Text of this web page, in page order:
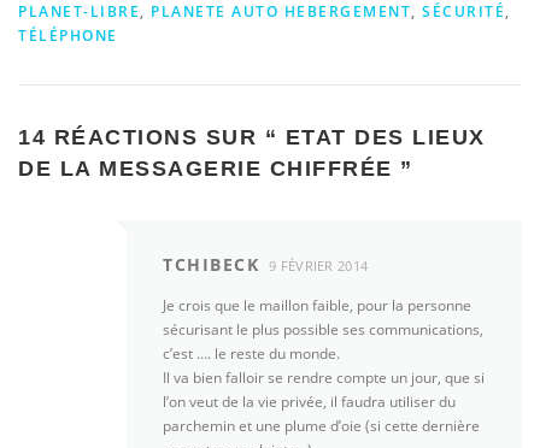
PLANET-LIBRE, PLANETE AUTO HEBERGEMENT, SÉCURITÉ,
TÉLÉPHONE
14 RÉACTIONS SUR “ ETAT DES LIEUX
DE LA MESSAGERIE CHIFFRÉE ”
TCHIBECK 9 FÉVRIER 2014
Je crois que le maillon faible, pour la personne
sécurisant le plus possible ses communications,
c’est …. le reste du monde.
Il va bien falloir se rendre compte un jour, que si
l’on veut de la vie privée, il faudra utiliser du
parchemin et une plume d’oie (si cette dernière